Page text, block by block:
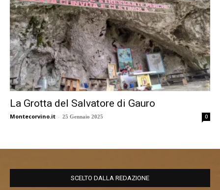
La Grotta del Salvatore di Gauro
Montecorvino.it - 25 Gennaio 2025 0
SCELTO DALLA REDAZIONE